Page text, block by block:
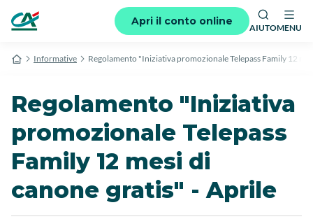
Apri il conto online
AIUTOMENU
Informative Regolamento "Iniziativa promozionale Telepass Family 12
Regolamento "Iniziativa
promozionale Telepass
Family 12 mesi di
canone gratis" - Aprile